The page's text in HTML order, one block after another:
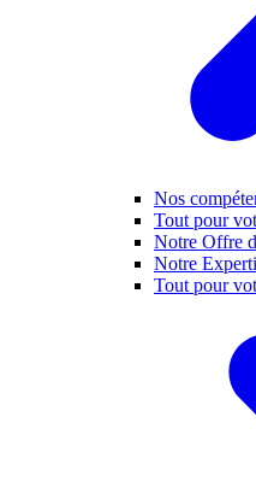
Nos
Tout pour
Notre Offre
Notre
Tout pour